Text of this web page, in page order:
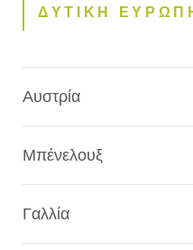
ΔΥΤΙΚΗ
Αυστρία
Μπένελουξ
Γαλλία